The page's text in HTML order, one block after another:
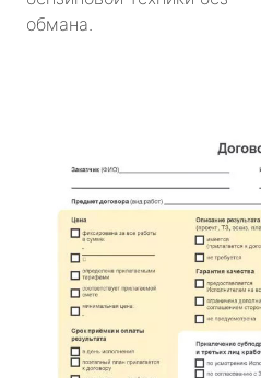
обмана.